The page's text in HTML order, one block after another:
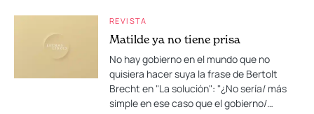
REVISTA
Matilde ya no tiene prisa
No hay gobierno en el mundo que no
quisiera hacer suya la frase de Bertolt
Brecht en "La solución": "¿No sería/ más
simple en ese caso que el gobierno/…